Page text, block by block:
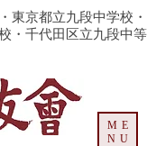
ME
NU
東京都立九段中学校・
・千代田区立九段中等